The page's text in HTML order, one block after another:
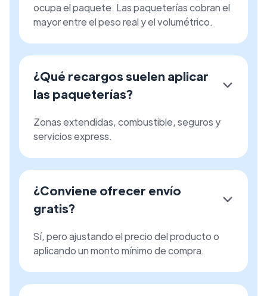
ocupa el paquete. Las paqueterías cobran el
mayor entre el peso real y el volumétrico.
¿Qué recargos suelen aplicar
las paqueterías?
Zonas extendidas, combustible, seguros y
servicios express.
¿Conviene ofrecer envío
gratis?
Sí, pero ajustando el precio del producto o
aplicando un monto mínimo de compra.